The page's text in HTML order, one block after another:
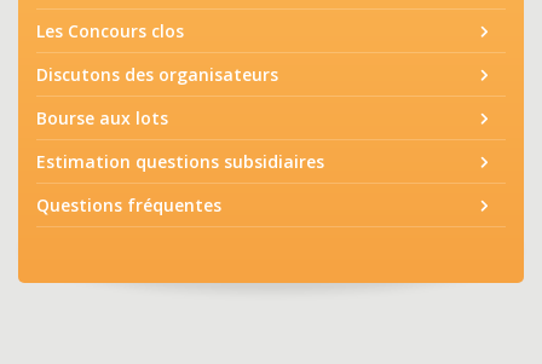
Les Concours clos
Discutons des organisateurs
Bourse aux lots
Estimation questions subsidiaires
Questions fréquentes